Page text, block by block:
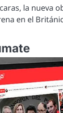
la nueva
en el